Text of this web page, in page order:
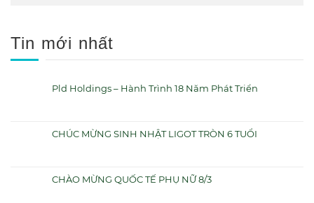
Tin mới nhất
Pld Holdings – Hành Trình 18 Năm Phát Triển
CHÚC MỪNG SINH NHẬT LIGOT TRÒN 6 TUỔI
CHÀO MỪNG QUỐC TẾ PHỤ NỮ 8/3